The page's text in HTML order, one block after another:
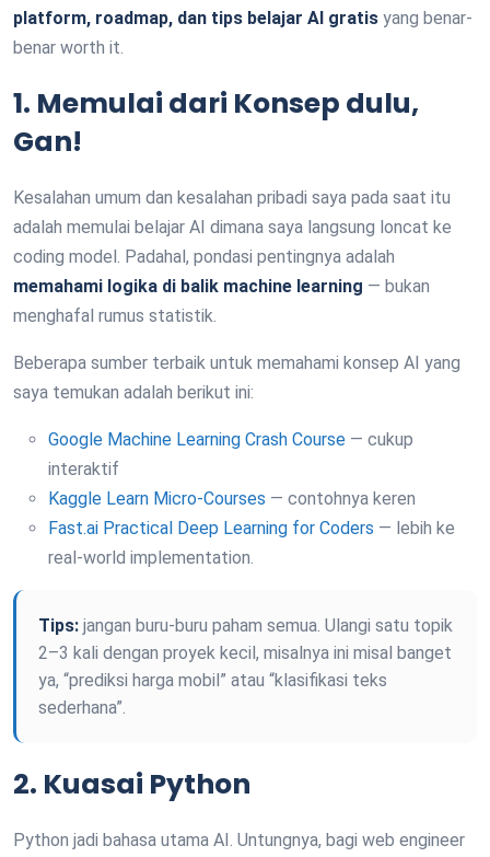
platform, roadmap, dan tips belajar AI gratis yang benar-
benar worth it.
1. Memulai dari Konsep dulu,
Gan!
Kesalahan umum dan kesalahan pribadi saya pada saat itu
adalah memulai belajar AI dimana saya langsung loncat ke
coding model. Padahal, pondasi pentingnya adalah
memahami logika di balik machine learning — bukan
menghafal rumus statistik.
Beberapa sumber terbaik untuk memahami konsep AI yang
saya temukan adalah berikut ini:
Google Machine Learning Crash Course — cukup
interaktif
Kaggle Learn Micro-Courses — contohnya keren
Fast.ai Practical Deep Learning for Coders — lebih ke
real-world implementation.
Tips: jangan buru-buru paham semua. Ulangi satu topik
2–3 kali dengan proyek kecil, misalnya ini misal banget
ya, “prediksi harga mobil” atau “klasifikasi teks
sederhana”.
2. Kuasai Python
Python jadi bahasa utama AI. Untungnya, bagi web engineer